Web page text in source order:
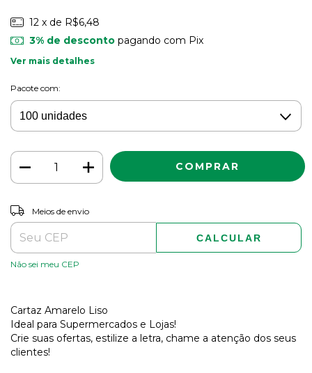
12 x de R$6,48
3% de descontopagando com Pix
Ver mais detalhes
Pacote com:
Entregas para o CEP:
Meios de envio
CALCULAR
Não sei meu CEP
Cartaz Amarelo Liso
Ideal para Supermercados e Lojas!
Crie suas ofertas, estilize a letra, chame a atenção dos seus
clientes!